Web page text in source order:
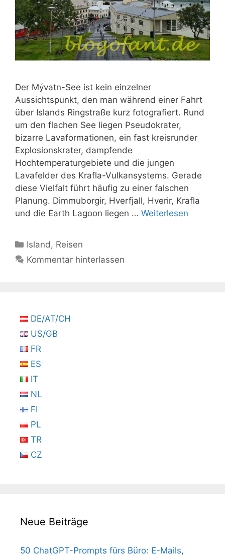
Der Mývatn-See ist kein einzelner
Aussichtspunkt, den man während einer Fahrt
über Islands Ringstraße kurz fotografiert. Rund
um den flachen See liegen Pseudokrater,
bizarre Lavaformationen, ein fast kreisrunder
Explosionskrater, dampfende
Hochtemperaturgebiete und die jungen
Lavafelder des Krafla-Vulkansystems. Gerade
diese Vielfalt führt häufig zu einer falschen
Planung. Dimmuborgir, Hverfjall, Hverir, Krafla
und die Earth Lagoon liegen … Weiterlesen
Kategorien
Island , Reisen
Kommentar hinterlassen
DE/AT/CH
US/GB
FR
ES
IT
NL
FI
PL
TR
CZ
Neue Beiträge
50 ChatGPT-Prompts fürs Büro: E-Mails,